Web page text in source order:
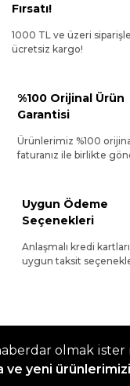
Fırsatı!
1000 TL ve üzeri
ücretsiz kargo!
%100 Orijinal Ürün
Garantisi
Ürünlerimiz %100
faturanız ile birlikte
Uygun Ödeme
Seçenekleri
Anlaşmalı kredi
uygun taksit
olmak ister
ve yeni